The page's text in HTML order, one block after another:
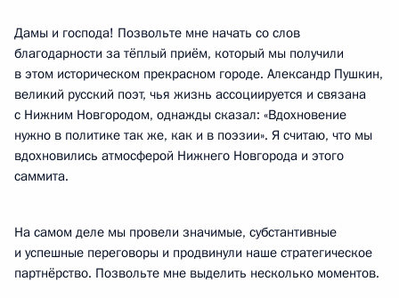
Дамы и господа! Позвольте мне начать со слов
благодарности за тёплый приём, который мы получили
в этом историческом прекрасном городе. Александр Пушкин,
великий русский поэт, чья жизнь ассоциируется и связана
с Нижним Новгородом, однажды сказал: «Вдохновение
нужно в политике так же, как и в поэзии». Я считаю, что мы
вдохновились атмосферой Нижнего Новгорода и этого
саммита.
На самом деле мы провели значимые, субстантивные
и успешные переговоры и продвинули наше стратегическое
партнёрство. Позвольте мне выделить несколько моментов.